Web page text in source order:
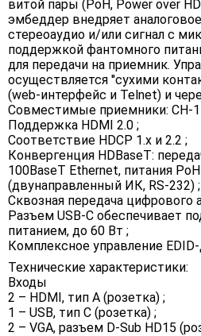
витой пары (PoH, Power over
эмбеддер внедряет
стереоаудио и/или сигнал с
поддержкой фантомного
для передачи на приемник.
осуществляется ''сухими
(web-интерфейс и Telnet) и
Совместимые приемники: CH-
Поддержка HDMI 2.0 ;
Соответствие HDCP 1.x и 2.2 ;
Конвергенция HDBaseT:
100BaseT Ethernet, питания
(двунаправленный ИК, RS-232) ;
Сквозная передача цифрового
Разъем USB-C обеспечивает
питанием, до 60 Вт ;
Комплексное управление
Технические характеристики:
Входы
2 – HDMI, тип A (розетка) ;
1 – USB, тип C (розетка) ;
2 – VGA, разъем D-Sub HD15